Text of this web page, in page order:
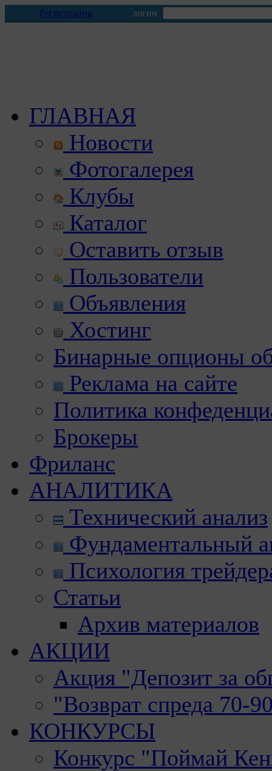
Регистрация логин
ГЛАВНАЯ
Новости
Фотогалерея
Клубы
Каталог
Оставить отзыв
Пользователи
Объявления
Хостинг
Бинарные опционы
Реклама на сайте
Политика
Брокеры
Фриланс
АНАЛИТИКА
Технический анализ
Фундаментальный
Психология
Статьи
Архив материалов
АКЦИИ
Акция "Депозит за
"Возврат спреда 70-
КОНКУРСЫ
Конкурс "Поймай